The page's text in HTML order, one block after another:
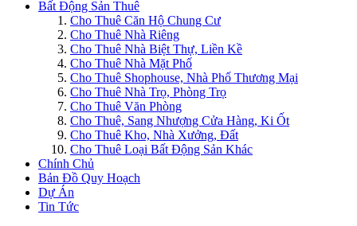
Bất Động Sản Thuê
Cho Thuê Căn Hộ Chung Cư
Cho Thuê Nhà Riêng
Cho Thuê Nhà Biệt Thự, Liền Kề
Cho Thuê Nhà Mặt Phố
Cho Thuê Shophouse, Nhà Phố Thương Mại
Cho Thuê Nhà Trọ, Phòng Trọ
Cho Thuê Văn Phòng
Cho Thuê, Sang Nhượng Cửa Hàng, Ki Ốt
Cho Thuê Kho, Nhà Xưởng, Đất
Cho Thuê Loại Bất Động Sản Khác
Chính Chủ
Bản Đồ Quy Hoạch
Dự Án
Tin Tức